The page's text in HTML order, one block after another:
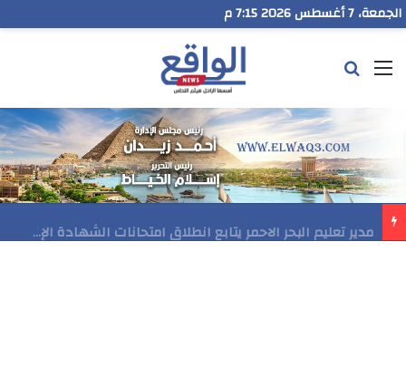
الجمعة، 7 أغسطس 2026 7:15 م
القائمة